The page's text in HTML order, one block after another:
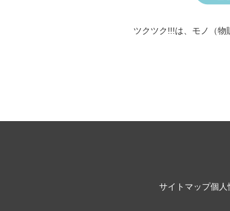
ツクツク!!!は、 モノ（物
サイトマップ個人